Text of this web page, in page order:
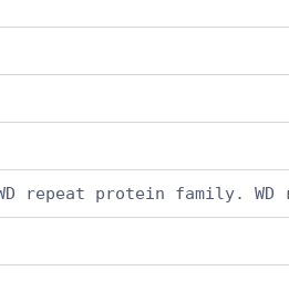
WD repeat protein